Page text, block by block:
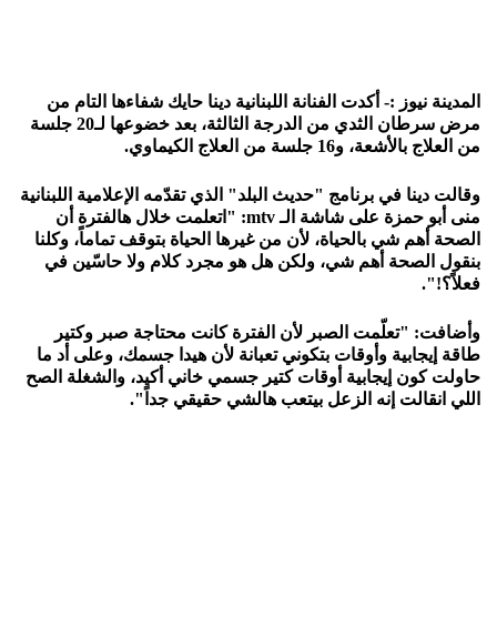
المدينة نيوز :- أكدت الفنانة اللبنانية دينا حايك شفاءها التام من
مرض سرطان الثدي من الدرجة الثالثة، بعد خضوعها لـ20 جلسة
من العلاج بالأشعة، و16 جلسة من العلاج الكيماوي.
وقالت دينا في برنامج "حديث البلد" الذي تقدّمه الإعلامية اللبنانية
منى أبو حمزة على شاشة الـ mtv: "اتعلمت خلال هالفترة أن
الصحة أهم شي بالحياة، لأن من غيرها الحياة بتوقف تماماً، وكلنا
بنقول الصحة أهم شي، ولكن هل هو مجرد كلام ولا حاسّين في
فعلاً؟!".
وأضافت: "تعلّمت الصبر لأن الفترة كانت محتاجة صبر وكتير
طاقة إيجابية وأوقات بتكوني تعبانة لأن هيدا جسمك، وعلى أد ما
حاولت كون إيجابية أوقات كتير جسمي خاني أكيد، والشغلة الصح
اللي انقالت إنه الزعل بيتعب هالشي حقيقي جداً".